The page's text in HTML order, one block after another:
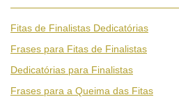
Fitas de Finalistas Dedicatórias
Frases para Fitas de Finalistas
Dedicatórias para Finalistas
Frases para a Queima das Fitas